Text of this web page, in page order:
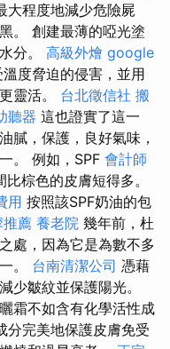
大程度地減少危險屍
。 創建最薄的啞光塗
分。 高級外燴 google
度脅迫的侵害，並用
靈活。 台北徵信社 搬
聽器 這也證實了這一
膩，保護，良好氣味，
。 例如，SPF 會計師
棕色的皮膚短得多。
用 按照該SPF奶油的包
推薦 養老院 幾年前，杜
處，因為它是為數不多
。 台南清潔公司 憑藉
少皺紋並保護陽光。
霜不如含有化學活性成
分完美地保護皮膚免受